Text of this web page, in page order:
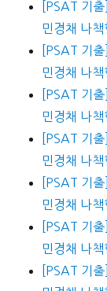
[PSAT 기
민경채 나
[PSAT 기
민경채 나
[PSAT 기
민경채 나
[PSAT 기
민경채 나
[PSAT 기
민경채 나
[PSAT 기
민경채 나
[PSAT 기